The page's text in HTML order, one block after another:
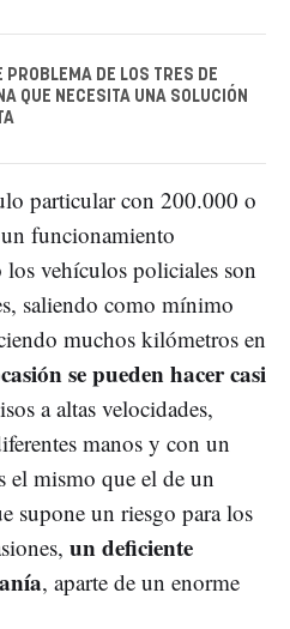
PROBLEMA DE LOS TRES DE
QUE NECESITA UNA SOLUCIÓN
particular con 200.000 o
funcionamiento
vehículos policiales son
saliendo como mínimo
muchos kilómetros en
se pueden hacer casi
a altas velocidades,
manos y con un
el mismo que el de un
supone un riesgo para los
un deficiente
, aparte de un enorme